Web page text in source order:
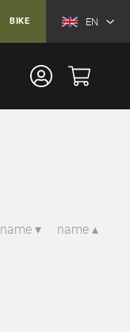
BIKE EN
name ▾ name ▴